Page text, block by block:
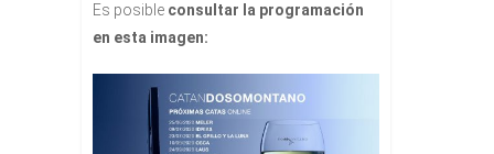
Es posible consultar la programación
en esta imagen: